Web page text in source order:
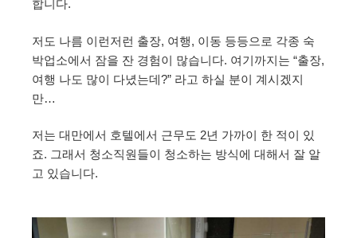
합니다.
저도 나름 이런저런 출장, 여행, 이동 등등으로 각종 숙
박업소에서 잠을 잔 경험이 많습니다. 여기까지는 “출장,
여행 나도 많이 다녔는데?” 라고 하실 분이 계시겠지
만…
저는 대만에서 호텔에서 근무도 2년 가까이 한 적이 있
죠. 그래서 청소직원들이 청소하는 방식에 대해서 잘 알
고 있습니다.